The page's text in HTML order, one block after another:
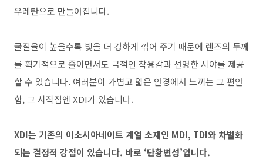
우레탄으로 만들어집니다.
굴절율이 높을수록 빛을 더 강하게 꺾어 주기 때문에 렌즈의 두께
를 획기적으로 줄이면서도 극적인 착용감과 선명한 시야를 제공
할 수 있습니다. 여러분이 가볍고 얇은 안경에서 느끼는 그 편안
함, 그 시작점엔 XDI가 있습니다.
XDI는 기존의 이소시아네이트 계열 소재인 MDI, TDI와 차별화
되는 결정적 강점이 있습니다. 바로 ‘단황변성’입니다.